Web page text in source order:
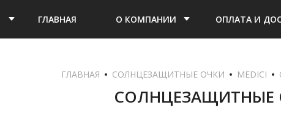
ГЛАВНАЯ О КОМПАНИИ ОПЛАТА И
ГЛАВНАЯ СОЛНЦЕЗАЩИТНЫЕ ОЧКИ MEDICI
СОЛНЦЕЗАЩИТНЫЕ